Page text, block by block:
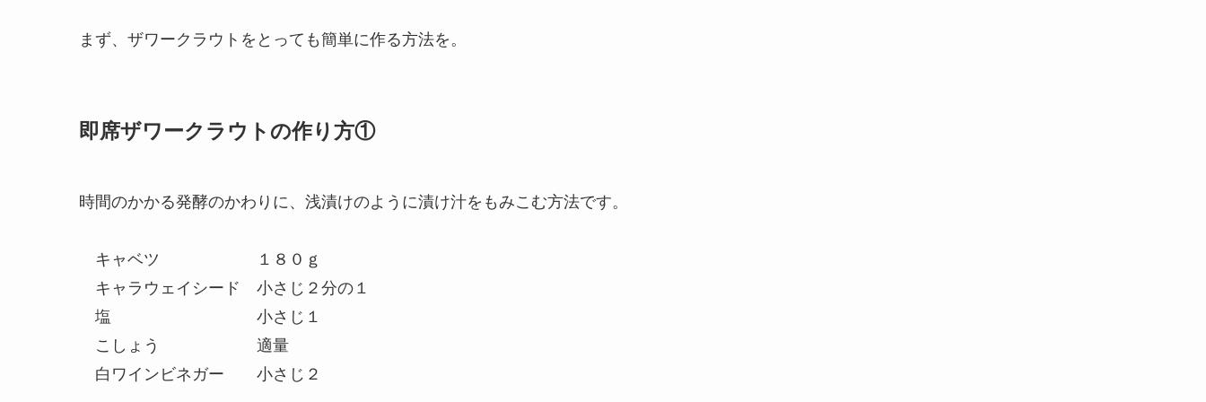
まず、ザワークラウトをとっても簡単に作る方法を。
即席ザワークラウトの作り方①
時間のかかる発酵のかわりに、浅漬けのように漬け汁をもみこむ方法です。
キャベツ １８０ｇ
キャラウェイシード 小さじ２分の１
塩 小さじ１
こしょう 適量
白ワインビネガー 小さじ２